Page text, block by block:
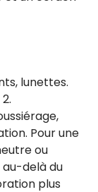
lunettes.
Pour une
ou
delà du
plus